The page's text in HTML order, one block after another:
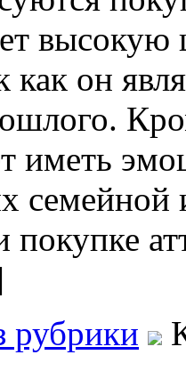
высокую
как он
иметь
рубрики